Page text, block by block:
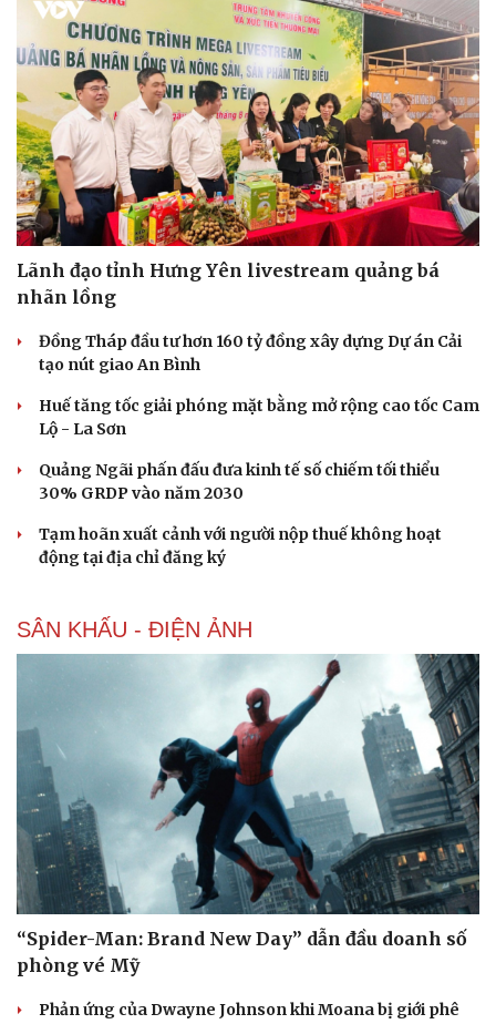
Cải chính
Lãnh đạo tỉnh Hưng Yên livestream quảng bá
nhãn lồng
Đồng Tháp đầu tư hơn 160 tỷ đồng xây dựng Dự án Cải
tạo nút giao An Bình
Huế tăng tốc giải phóng mặt bằng mở rộng cao tốc Cam
Lộ - La Sơn
Quảng Ngãi phấn đấu đưa kinh tế số chiếm tối thiểu
30% GRDP vào năm 2030
Tạm hoãn xuất cảnh với người nộp thuế không hoạt
động tại địa chỉ đăng ký
SÂN KHẤU - ĐIỆN ẢNH
“Spider-Man: Brand New Day” dẫn đầu doanh số
phòng vé Mỹ
Phản ứng của Dwayne Johnson khi Moana bị giới phê